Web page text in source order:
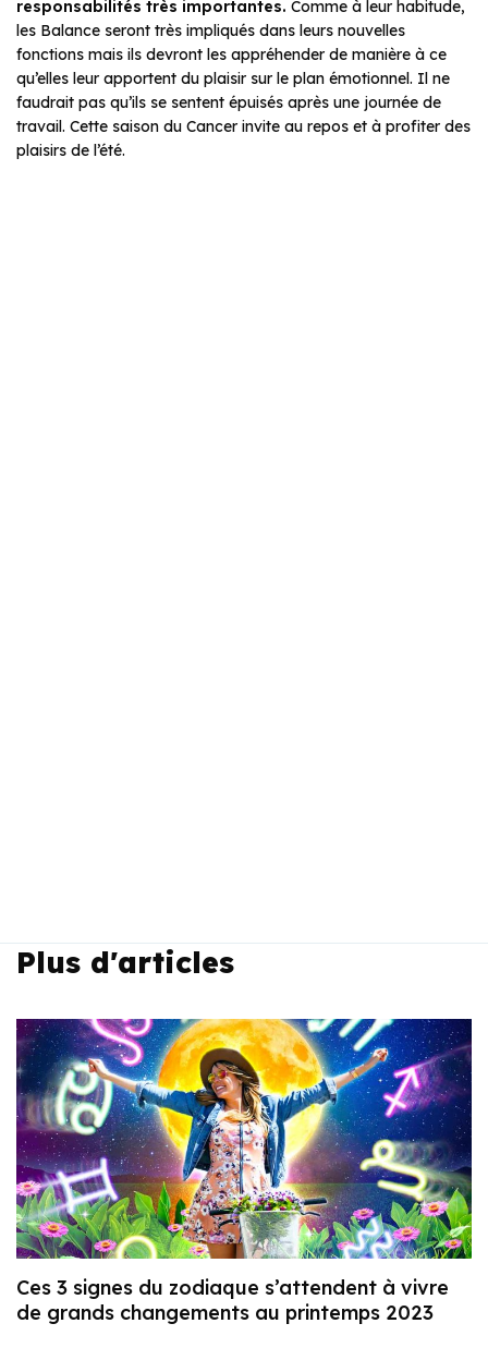
responsabilités très importantes. Comme à leur habitude,
les Balance seront très impliqués dans leurs nouvelles
fonctions mais ils devront les appréhender de manière à ce
qu’elles leur apportent du plaisir sur le plan émotionnel. Il ne
faudrait pas qu’ils se sentent épuisés après une journée de
travail. Cette saison du Cancer invite au repos et à profiter des
plaisirs de l’été.
Plus d'articles
Ces 3 signes du zodiaque s’attendent à vivre
de grands changements au printemps 2023